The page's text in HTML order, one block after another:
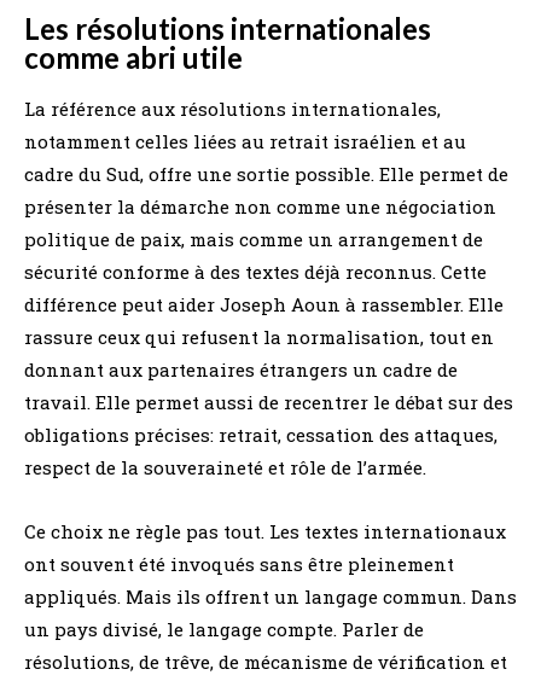
Les résolutions internationales
comme abri utile
La référence aux résolutions internationales,
notamment celles liées au retrait israélien et au
cadre du Sud, offre une sortie possible. Elle permet de
présenter la démarche non comme une négociation
politique de paix, mais comme un arrangement de
sécurité conforme à des textes déjà reconnus. Cette
différence peut aider Joseph Aoun à rassembler. Elle
rassure ceux qui refusent la normalisation, tout en
donnant aux partenaires étrangers un cadre de
travail. Elle permet aussi de recentrer le débat sur des
obligations précises: retrait, cessation des attaques,
respect de la souveraineté et rôle de l’armée.
Ce choix ne règle pas tout. Les textes internationaux
ont souvent été invoqués sans être pleinement
appliqués. Mais ils offrent un langage commun. Dans
un pays divisé, le langage compte. Parler de
résolutions, de trêve, de mécanisme de vérification et